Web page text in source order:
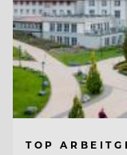
TOP